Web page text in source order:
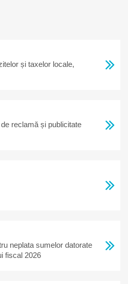
și taxelor locale,
reclamă și publicitate
neplata sumelor datorate
fiscal 2026